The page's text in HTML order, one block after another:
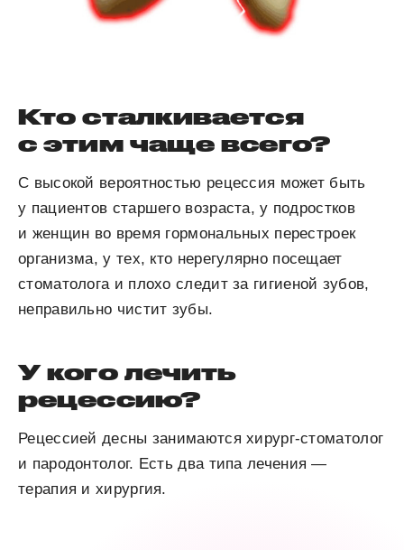
Кто сталкивается
с этим чаще всего?
С высокой вероятностью рецессия может быть
у пациентов старшего возраста, у подростков
и женщин во время гормональных перестроек
организма, у тех, кто нерегулярно посещает
стоматолога и плохо следит за гигиеной зубов,
неправильно чистит зубы.
У кого лечить
рецессию?
Рецессией десны занимаются хирург-стоматолог
и пародонтолог. Есть два типа лечения —
терапия и хирургия.